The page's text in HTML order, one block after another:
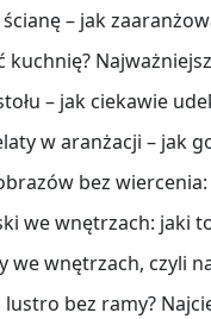
– jak
kuchnię?
– jak ciekawie
w aranżacji – jak
bez
we wnętrzach: jaki
we wnętrzach, czyli
lustro bez ramy?